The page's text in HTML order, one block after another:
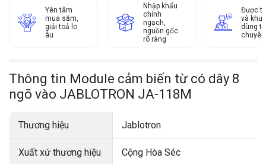
Yên tâm
mua sắm,
giải toả lo
âu
Nhập khẩu
chính
ngạch,
nguồn gốc
rõ ràng
Được
và
dùng từ
Thông tin Module cảm biến từ có dây 8
ngõ vào JABLOTRON JA-118M
Thương hiệu Jablotron
Xuất xứ thương hiệu Cộng Hòa Séc